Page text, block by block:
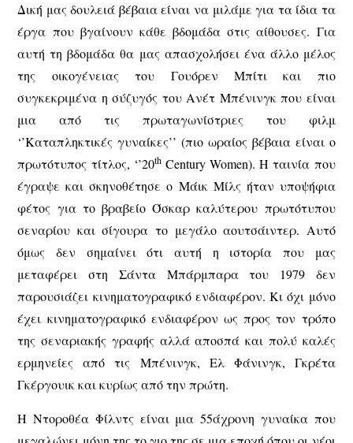
Δική μας δουλειά βέβαια είναι να μιλάμε για τα ίδια τα
έργα που βγαίνουν κάθε βδομάδα στις αίθουσες. Για
αυτή τη βδομάδα θα μας απασχολήσει ένα άλλο μέλος
της οικογένειας του Γουόρεν Μπίτι και πιο
συγκεκριμένα η σύζυγός του Ανέτ Μπένινγκ που είναι
μια από τις πρωταγωνίστριες του φιλμ
‘’Καταπληκτικές γυναίκες’’ (πιο ωραίος βέβαια είναι ο
πρωτότυπος τίτλος, ‘’20thCentury Women). Η ταινία που
έγραψε και σκηνοθέτησε ο Μάικ Μίλς ήταν υποψήφια
φέτος για το βραβείο Όσκαρ καλύτερου πρωτότυπου
σεναρίου και σίγουρα το μεγάλο αουτσάιντερ. Αυτό
όμως δεν σημαίνει ότι αυτή η ιστορία που μας
μεταφέρει στη Σάντα Μπάρμπαρα του 1979 δεν
παρουσιάζει κινηματογραφικό ενδιαφέρον. Κι όχι μόνο
έχει κινηματογραφικό ενδιαφέρον ως προς τον τρόπο
της σεναριακής γραφής αλλά αποσπά και πολύ καλές
ερμηνείες από τις Μπένινγκ, Ελ Φάνινγκ, Γκρέτα
Γκέργουικ και κυρίως από την πρώτη.
Η Ντοροθέα Φίλντς είναι μια 55άχρονη γυναίκα που